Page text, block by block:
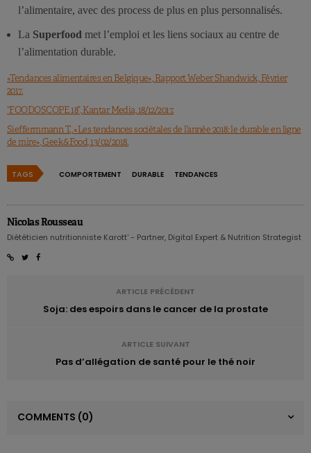
l’alimentaire, avec des process de plus en plus personnalisés.
La Superfood met l’emploi et les liens sociaux au centre de
l’alimentation durable.
«Tendances alimentaires en Belgique», Rapport Weber Shandwick, Février
2017.
“FOODOSCOPE 18”, Kantar Media, 18/12/2017.
Sieffermmann T., «Les tendances sociétales de l’année 2018: le durable en ligne
de mire», Geek&Food, 13/02/2018.
TAGS COMPORTEMENT DURABLE TENDANCES
Nicolas Rousseau
Diététicien nutritionniste Karott' - Partner, Digital Expert & Nutrition Strategist
ARTICLE PRÉCÉDENT
Soja: des espoirs dans le cancer de la prostate
ARTICLE SUIVANT
Pas d’allégation de santé pour le thé noir
COMMENTS (0)